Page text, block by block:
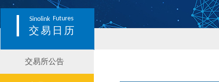
Sinolink Futures
交易日历
交易所公告